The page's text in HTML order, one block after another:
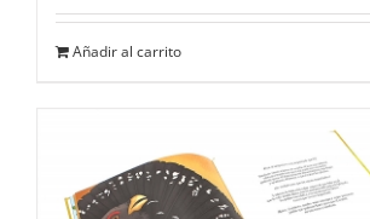
Añadir al carrito